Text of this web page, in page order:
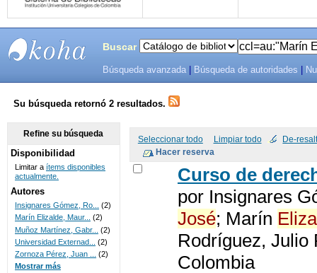
SISTEMAS
DE
BIBLIOTECAS
UNICOC
Buscar
Búsqueda avanzada Búsqueda de autoridades
Su búsqueda retornó 2 resultados.
Seleccionar todo Limpiar todo De-
Curso de
por Insignares
José; Marín
Rodríguez, Julio
Colombia
Refine su búsqueda
Disponibilidad
Limitar a ítems disponibles
actualmente.
Autores
Insignares Gómez, Ro...
(2)
Marín Elizalde, Maur... (2)
Muñoz Martínez, Gabr...
(2)
Universidad Externad...
(2)
Zornoza Pérez, Juan ...
(2)
Mostrar más